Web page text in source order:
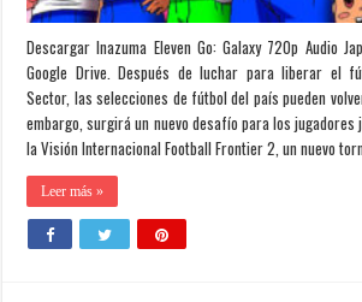
Descargar Inazuma Eleven Go: Galaxy 720p Audio
Google Drive. Después de luchar para liberar el
Sector, las selecciones de fútbol del país pueden
embargo, surgirá un nuevo desafío para los jugadores
la Visión Internacional Football Frontier 2, un nuevo
Leer más »